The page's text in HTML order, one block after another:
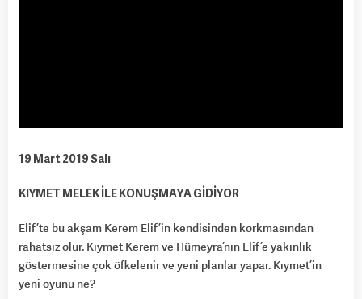
19 Mart 2019 Salı
KIYMET MELEK İLE KONUŞMAYA GİDİYOR
Elif’te bu akşam Kerem Elif’in kendisinden korkmasından
rahatsız olur. Kıymet Kerem ve Hümeyra’nın Elif’e yakınlık
göstermesine çok öfkelenir ve yeni planlar yapar. Kıymet’in
yeni oyunu ne?